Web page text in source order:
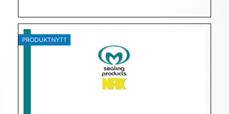
PRODUKTNYTT